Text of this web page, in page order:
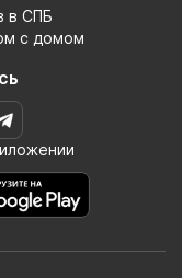
в СПБ
с домом